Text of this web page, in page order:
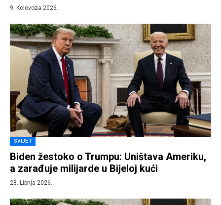
9. Kolovoza 2026.
SVIJET
Biden žestoko o Trumpu: Uništava Ameriku,
a zarađuje milijarde u Bijeloj kući
28. Lipnja 2026.